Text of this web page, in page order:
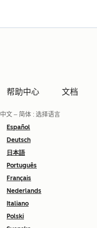
帮助中心 文档
中文 – 简体 : 选择语言
Español
Deutsch
日本語
Português
Français
Nederlands
Italiano
Polski